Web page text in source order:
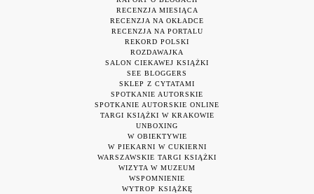
RECENZJA MIESIĄCA
RECENZJA NA OKŁADCE
RECENZJA NA PORTALU
REKORD POLSKI
ROZDAWAJKA
SALON CIEKAWEJ KSIĄŻKI
SEE BLOGGERS
SKLEP Z CYTATAMI
SPOTKANIE AUTORSKIE
SPOTKANIE AUTORSKIE ONLINE
TARGI KSIĄŻKI W KRAKOWIE
UNBOXING
W OBIEKTYWIE
W PIEKARNI W CUKIERNI
WARSZAWSKIE TARGI KSIĄŻKI
WIZYTA W MUZEUM
WSPOMNIENIE
WYTROP KSIĄŻKĘ